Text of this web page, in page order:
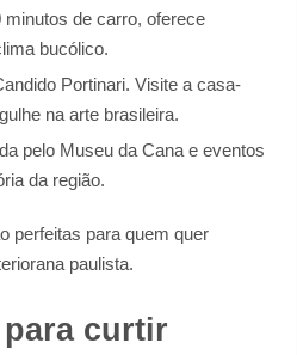
minutos de carro, oferece
bucólico.
Portinari. Visite a casa-
na arte brasileira.
pelo Museu da Cana e eventos
da região.
perfeitas para quem quer
paulista.
curtir